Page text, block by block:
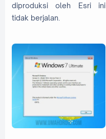
diproduksi oleh Esri ini
tidak berjalan.